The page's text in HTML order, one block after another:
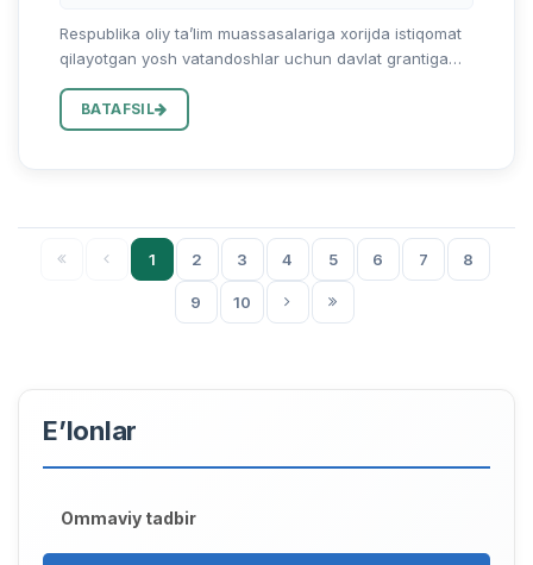
Respublika oliy taʼlim muassasalariga xorijda istiqomat
qilayotgan yosh vatandoshlar uchun davlat grantiga
Prezidentining “2024/2025-o‘quv yili uchun davlat oliy...
BATAFSIL
1 2 3 4 5 6 7 8
9 10
E’lonlar
Ommaviy tadbir